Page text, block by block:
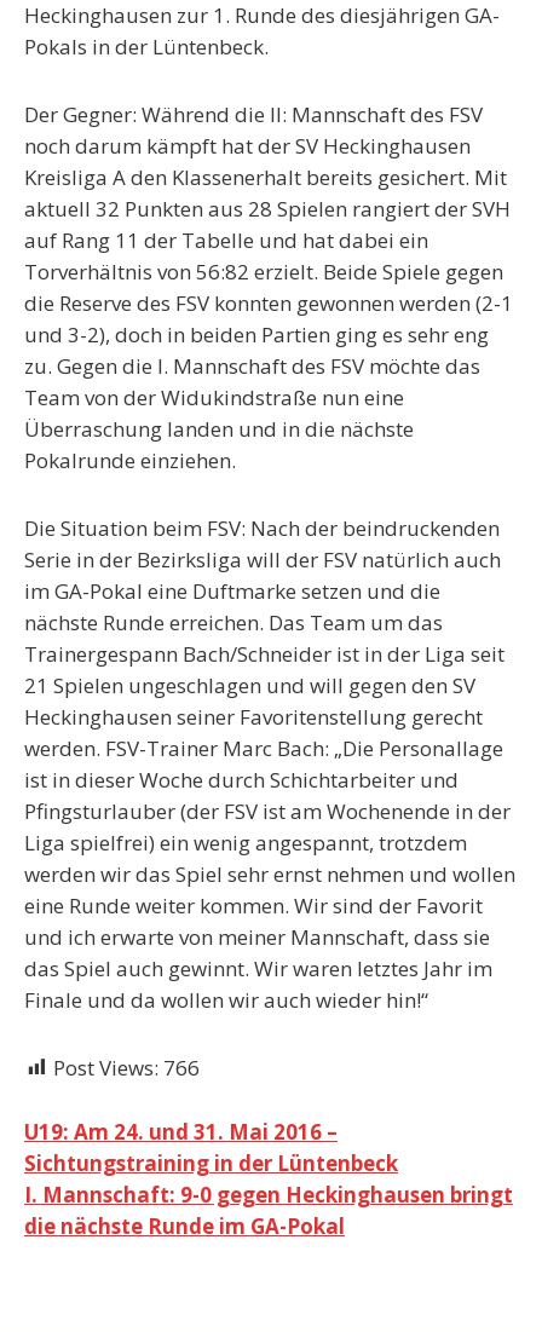
Heckinghausen zur 1. Runde des diesjährigen GA-
Pokals in der Lüntenbeck.
Der Gegner: Während die II: Mannschaft des FSV
noch darum kämpft hat der SV Heckinghausen
Kreisliga A den Klassenerhalt bereits gesichert. Mit
aktuell 32 Punkten aus 28 Spielen rangiert der SVH
auf Rang 11 der Tabelle und hat dabei ein
Torverhältnis von 56:82 erzielt. Beide Spiele gegen
die Reserve des FSV konnten gewonnen werden (2-1
und 3-2), doch in beiden Partien ging es sehr eng
zu. Gegen die I. Mannschaft des FSV möchte das
Team von der Widukindstraße nun eine
Überraschung landen und in die nächste
Pokalrunde einziehen.
Die Situation beim FSV: Nach der beindruckenden
Serie in der Bezirksliga will der FSV natürlich auch
im GA-Pokal eine Duftmarke setzen und die
nächste Runde erreichen. Das Team um das
Trainergespann Bach/Schneider ist in der Liga seit
21 Spielen ungeschlagen und will gegen den SV
Heckinghausen seiner Favoritenstellung gerecht
werden. FSV-Trainer Marc Bach: „Die Personallage
ist in dieser Woche durch Schichtarbeiter und
Pfingsturlauber (der FSV ist am Wochenende in der
Liga spielfrei) ein wenig angespannt, trotzdem
werden wir das Spiel sehr ernst nehmen und wollen
eine Runde weiter kommen. Wir sind der Favorit
und ich erwarte von meiner Mannschaft, dass sie
das Spiel auch gewinnt. Wir waren letztes Jahr im
Finale und da wollen wir auch wieder hin!“
Post Views: 766
Beitragsnavigation
U19: Am 24. und 31. Mai 2016 –
Sichtungstraining in der Lüntenbeck
I. Mannschaft: 9-0 gegen Heckinghausen bringt
die nächste Runde im GA-Pokal